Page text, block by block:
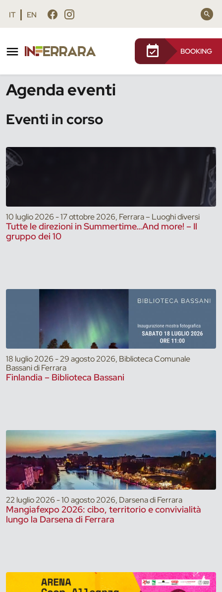
Vai al contenuto principale
Vai al footer
IT EN
BOOKING
Agenda eventi
Eventi in corso
10 luglio 2026 - 17 ottobre 2026, Ferrara – Luoghi diversi
Tutte le direzioni in Summertime…And more! – Il
gruppo dei 10
18 luglio 2026 - 29 agosto 2026, Biblioteca Comunale
Bassani di Ferrara
Finlandia – Biblioteca Bassani
22 luglio 2026 - 10 agosto 2026, Darsena di Ferrara
Mangiafexpo 2026: cibo, territorio e convivialità
lungo la Darsena di Ferrara